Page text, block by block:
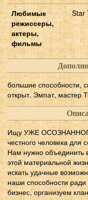
Любимые
режиссеры,
актеры,
фильмы
Star
большие способности,
открыт. Эмпат, мастер
Ищу УЖЕ
честного человека для
Нам нужно объединить
этой материальной
искать удачные
наши способности
бизнес, организуем